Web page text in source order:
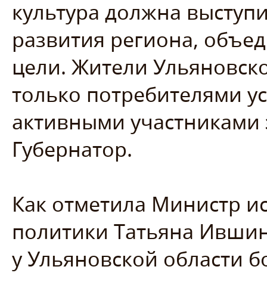
культура должна
развития региона,
цели. Жители
только потребителями
активными участниками
Губернатор.
Как отметила Министр
политики Татьяна
у Ульяновской области